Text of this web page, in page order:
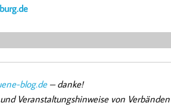
blog.de– danke!
Veranstaltungshinweise von